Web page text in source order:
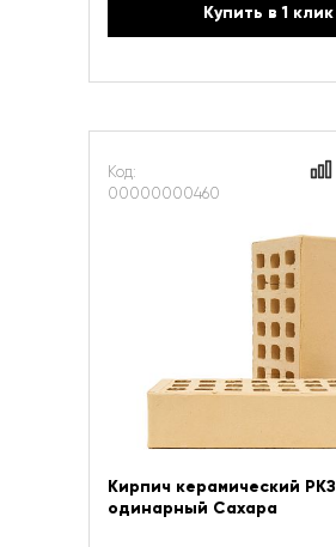
Купить в 1 клик
Код:
00000000460
Кирпич керамический РКЗ
одинарный Сахара